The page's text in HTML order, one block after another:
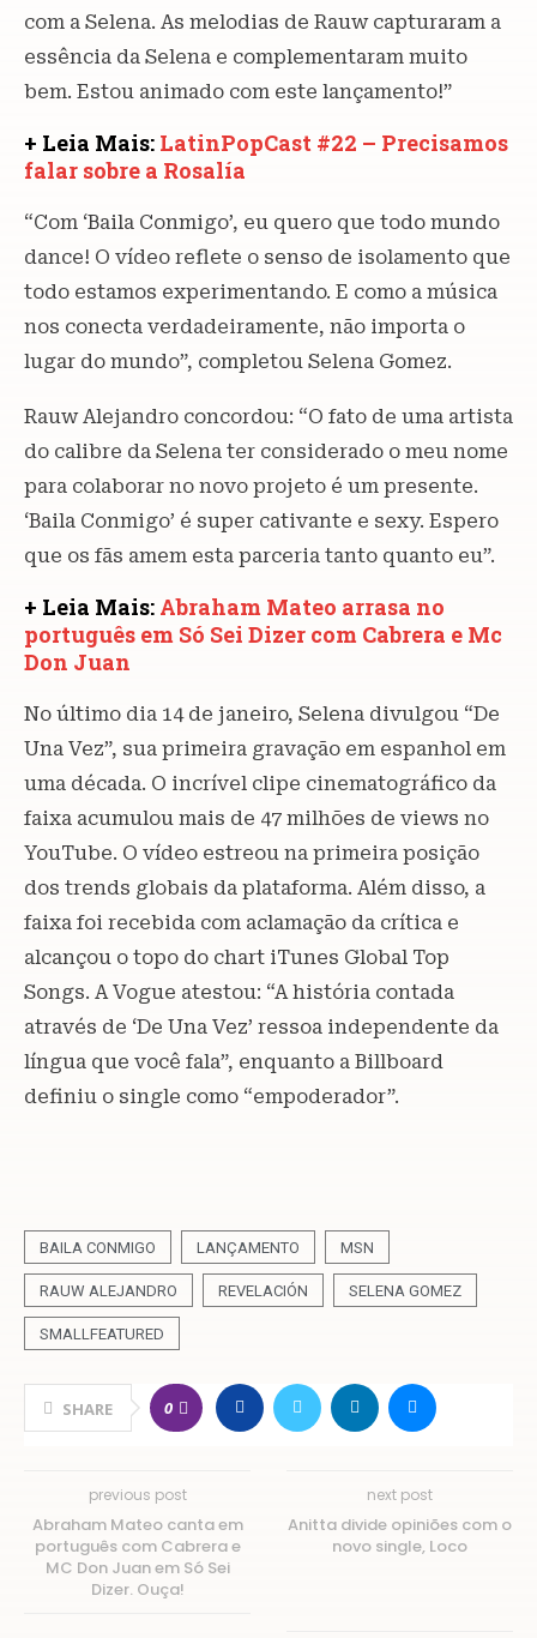
com a Selena. As melodias de Rauw capturaram a
essência da Selena e complementaram muito
bem. Estou animado com este lançamento!”
+ Leia Mais: LatinPopCast #22 – Precisamos
falar sobre a Rosalía
“Com ‘Baila Conmigo’, eu quero que todo mundo
dance! O vídeo reflete o senso de isolamento que
todo estamos experimentando. E como a música
nos conecta verdadeiramente, não importa o
lugar do mundo”, completou Selena Gomez.
Rauw Alejandro concordou: “O fato de uma artista
do calibre da Selena ter considerado o meu nome
para colaborar no novo projeto é um presente.
‘Baila Conmigo’ é super cativante e sexy. Espero
que os fãs amem esta parceria tanto quanto eu”.
+ Leia Mais: Abraham Mateo arrasa no
português em Só Sei Dizer com Cabrera e Mc
Don Juan
No último dia 14 de janeiro, Selena divulgou “De
Una Vez”, sua primeira gravação em espanhol em
uma década. O incrível clipe cinematográfico da
faixa acumulou mais de 47 milhões de views no
YouTube. O vídeo estreou na primeira posição
dos trends globais da plataforma. Além disso, a
faixa foi recebida com aclamação da crítica e
alcançou o topo do chart iTunes Global Top
Songs. A Vogue atestou: “A história contada
através de ‘De Una Vez’ ressoa independente da
língua que você fala”, enquanto a Billboard
definiu o single como “empoderador”.
BAILA CONMIGO LANÇAMENTO MSN
RAUW ALEJANDRO REVELACIÓN SELENA GOMEZ
SMALLFEATURED
SHARE 0
previous post
Abraham Mateo canta em
português com Cabrera e
MC Don Juan em Só Sei
Dizer. Ouça!
next post
Anitta divide opiniões com o
novo single, Loco